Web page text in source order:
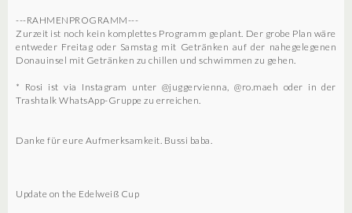
---RAHMENPROGRAMM---
Zurzeit ist noch kein komplettes Programm geplant. Der grobe Plan wäre
entweder Freitag oder Samstag mit Getränken auf der nahegelegenen
Donauinsel mit Getränken zu chillen und schwimmen zu gehen.
* Rosi ist via Instagram unter @juggervienna, @ro.maeh oder in der
Trashtalk WhatsApp-Gruppe zu erreichen.
Danke für eure Aufmerksamkeit. Bussi baba.
Update on the Edelweiß Cup